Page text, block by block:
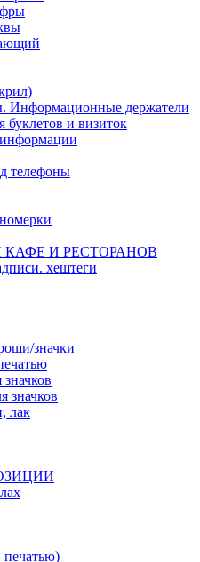
Информационные держатели
буклетов и визиток
телефоны
И РЕСТОРАНОВ
хештеги
значки
значков
значков
лак